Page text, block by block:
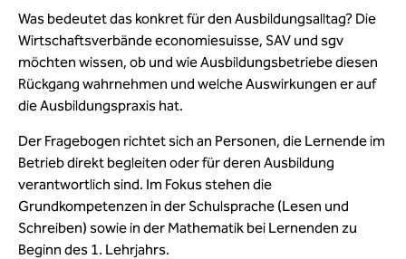
Was bedeutet das konkret für den Ausbildungsalltag? Die
Wirtschaftsverbände economiesuisse, SAV und sgv
möchten wissen, ob und wie Ausbildungsbetriebe diesen
Rückgang wahrnehmen und welche Auswirkungen er auf
die Ausbildungspraxis hat.
Der Fragebogen richtet sich an Personen, die Lernende im
Betrieb direkt begleiten oder für deren Ausbildung
verantwortlich sind. Im Fokus stehen die
Grundkompetenzen in der Schulsprache (Lesen und
Schreiben) sowie in der Mathematik bei Lernenden zu
Beginn des 1. Lehrjahrs.